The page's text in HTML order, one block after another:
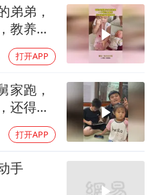
弟弟，
教养是
打开APP
家跑，
还得好
打开APP
手